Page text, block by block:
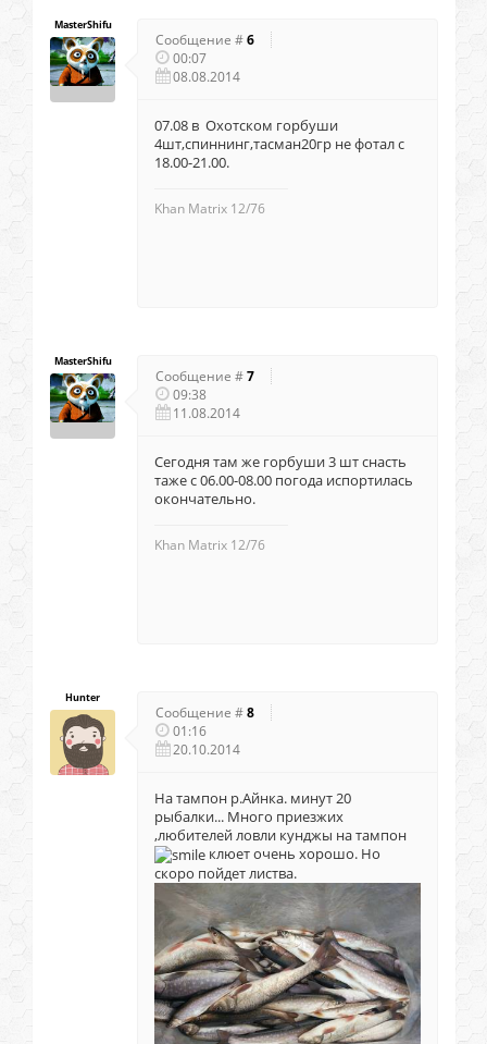
MasterShifu
Сообщение #6
00:07
08.08.2014
07.08 в Охотском горбуши
4шт,спиннинг,тасман20гр не фотал с
18.00-21.00.
Khan Matrix 12/76
MasterShifu
Сообщение #7
09:38
11.08.2014
Сегодня там же горбуши 3 шт снасть
таже с 06.00-08.00 погода испортилась
окончательно.
Khan Matrix 12/76
Hunter
Сообщение #8
01:16
20.10.2014
На тампон р.Айнка. минут 20
рыбалки... Много приезжих
,любителей ловли кунджы на тампон
клюет очень хорошо. Но
скоро пойдет листва.